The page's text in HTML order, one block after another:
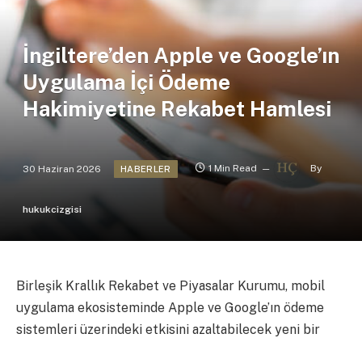
İngiltere’den Apple ve Google’ın
Uygulama İçi Ödeme
Hakimiyetine Rekabet Hamlesi
30 Haziran 2026 HABERLER 1 Min Read By
hukukcizgisi
Birleşik Krallık Rekabet ve Piyasalar Kurumu, mobil
uygulama ekosisteminde Apple ve Google’ın ödeme
sistemleri üzerindeki etkisini azaltabilecek yeni bir